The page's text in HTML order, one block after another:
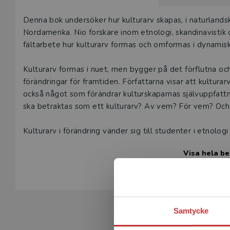
Samtycke
Beskrivning
Denna bok undersöker hur kulturarv skapas, i
Nordamerika. Nio forskare inom etnologi,
fältarbete hur kulturarv formas och omformas i
Kulturarv formas i nuet, men bygger på det förflutna
förändringar för framtiden. Författarna visar att
också något som förändrar kulturskaparnas
ska betraktas som ett kulturarv? Av vem? För vem?
Kulturarv i förändring vänder sig till studenter i
Visa hela